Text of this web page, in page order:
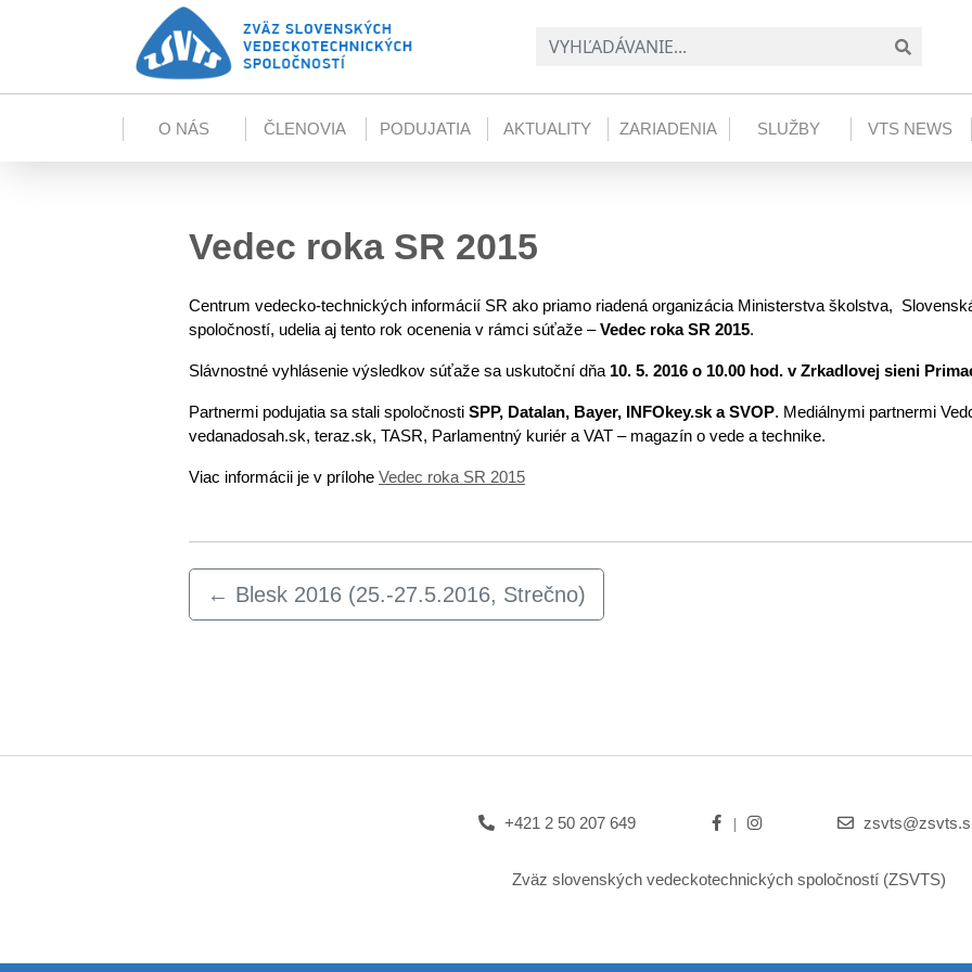
O NÁS ČLENOVIA PODUJATIA AKTUALITY ZARIADENIA SLUŽBY VTS NEWS
Vedec roka SR 2015
Centrum vedecko-technických informácií SR ako priamo riadená organizácia Ministerstva školstva,
spoločností, udelia aj tento rok ocenenia v rámci súťaže –Vedec roka SR 2015.
Slávnostné vyhlásenie výsledkov súťaže sa uskutoční dňa 10. 5. 2016 o 10.00 hod. v Zrkadlovej sieni
Partnermi podujatia sa stali spoločnosti SPP, Datalan, Bayer, INFOkey.sk a SVOP. Mediálnymi partnermi
vedanadosah.sk, teraz.sk, TASR, Parlamentný kuriér a VAT – magazín o vede a technike.
Viac informácii je v prílohe Vedec roka SR 2015
← Blesk 2016 (25.-27.5.2016, Strečno)
+421 2 50 207 649
Zväz slovenských vedeckotechnických spoločností (ZSVTS)